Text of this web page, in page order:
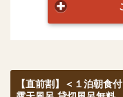
【直前割】＜１泊朝食